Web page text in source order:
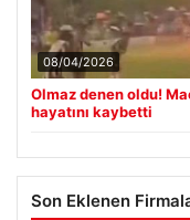
08/04/2026
Olmaz denen oldu!
hayatını kaybetti
Son Eklenen